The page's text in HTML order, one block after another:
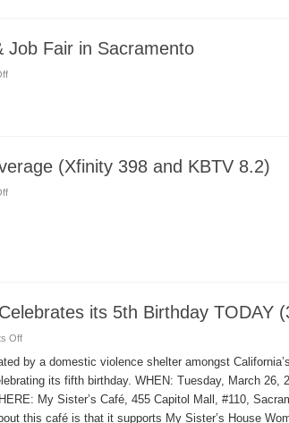
Job Fair in Sacramento
on
(Xfinity 398 and KBTV 8.2)
on
its 5th Birthday TODAY
Offon
Sister’s
Café
Celebrates
5th
Birthday
by a domestic violence shelter amongst
its fifth birthday. WHEN: Tuesday, March 26,
My Sister’s Café, 455 Capitol Mall, #110,
this café is that it supports My Sister’s House